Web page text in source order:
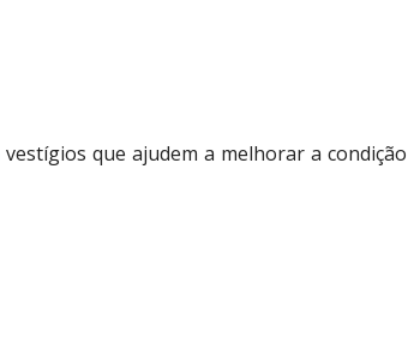
vestígios que ajudem a melhorar a condição